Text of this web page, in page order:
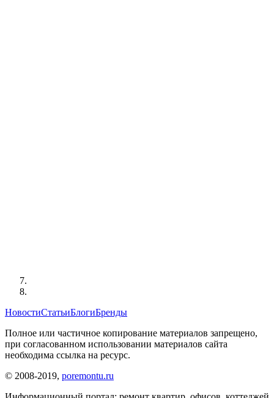
НовостиСтатьиБлогиБренды
Полное или частичное копирование материалов запрещено,
при согласованном использовании материалов сайта
необходима ссылка на ресурс.
© 2008-2019, poremontu.ru